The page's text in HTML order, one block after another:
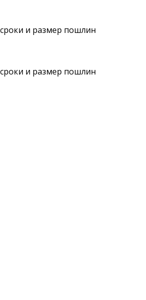
и размер пошлин
и размер пошлин